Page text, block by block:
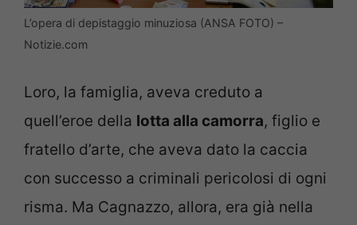
L’opera di depistaggio minuziosa (ANSA FOTO) –
Notizie.com
Loro, la famiglia, aveva creduto a
quell’eroe della lotta alla camorra, figlio e
fratello d’arte, che aveva dato la caccia
con successo a criminali pericolosi di ogni
risma. Ma Cagnazzo, allora, era già nella